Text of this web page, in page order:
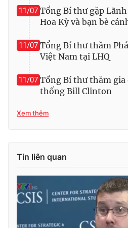
11/07 Tổng Bí thư gặp
Hoa Kỳ và bạn bè
11/07 Tổng Bí thư thăm
Việt Nam tại LHQ
11/07 Tổng Bí thư thăm
thống Bill Clinton
Xem thêm
Tin liên quan